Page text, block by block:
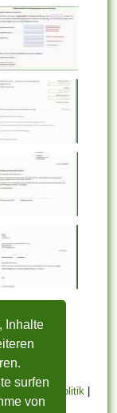
Inhalte
surfen
von
Cookie Politik
| Kontakt